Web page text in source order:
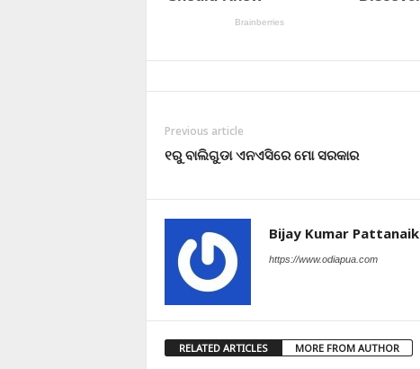
Previous article
୧ରୁ ବାଲିଗୁଡା ଏନଏସିରେ ମୋ ସରକାର
Bijay Kumar Pattanaik
https://www.odiapua.com
RELATED ARTICLES MORE FROM AUTHOR